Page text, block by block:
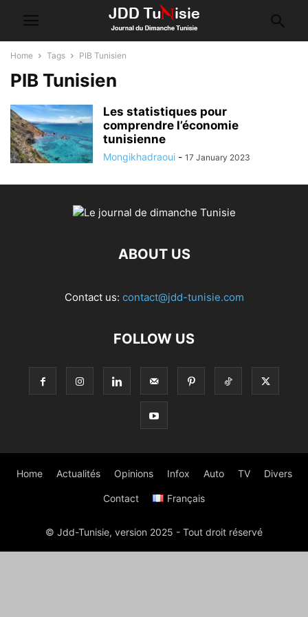
Home Tags PIB Tunisien
PIB Tunisien
Les statistiques pour
comprendre l’économie
tunisienne
Mongikhadraoui - 17 January 2023
ABOUT US
Contact us: contact@jdd-tunisie.com
FOLLOW US
Home Actualités Opinions Infox Auto TV Divers
Contact Français
© Jdd-Tunisie, version 2025 - Tout droit réservé